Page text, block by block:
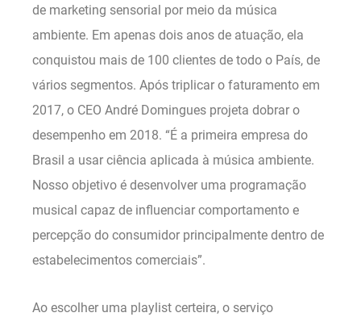
de marketing sensorial por meio da música
ambiente. Em apenas dois anos de atuação, ela
conquistou mais de 100 clientes de todo o País, de
vários segmentos. Após triplicar o faturamento em
2017, o CEO André Domingues projeta dobrar o
desempenho em 2018. “É a primeira empresa do
Brasil a usar ciência aplicada à música ambiente.
Nosso objetivo é desenvolver uma programação
musical capaz de influenciar comportamento e
percepção do consumidor principalmente dentro de
estabelecimentos comerciais”.
Ao escolher uma playlist certeira, o serviço